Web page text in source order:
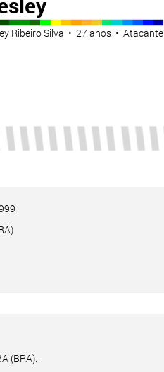
Ribeiro Silva • 27 anos • Atacante
(BRA).